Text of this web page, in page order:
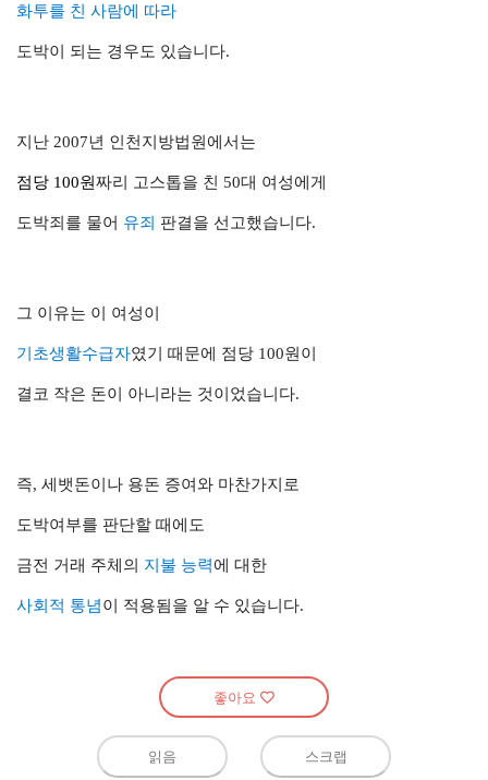
화투를 친 사람에 따라
도박이 되는 경우도 있습니다.
지난 2007년 인천지방법원에서는
점당 100원짜리 고스톱을 친 50대 여성에게
도박죄를 물어 유죄 판결을 선고했습니다.
그 이유는 이 여성이
기초생활수급자였기 때문에 점당 100원이
결코 작은 돈이 아니라는 것이었습니다.
즉, 세뱃돈이나 용돈 증여와 마찬가지로
도박여부를 판단할 때에도
금전 거래 주체의 지불 능력에 대한
사회적 통념이 적용됨을 알 수 있습니다.
좋아요
읽음 스크랩